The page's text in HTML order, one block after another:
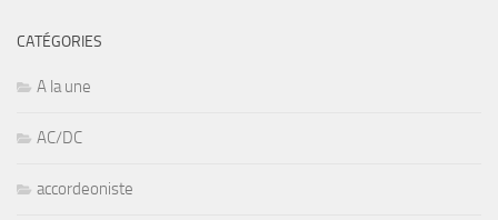
CATÉGORIES
A la une
AC/DC
accordeoniste